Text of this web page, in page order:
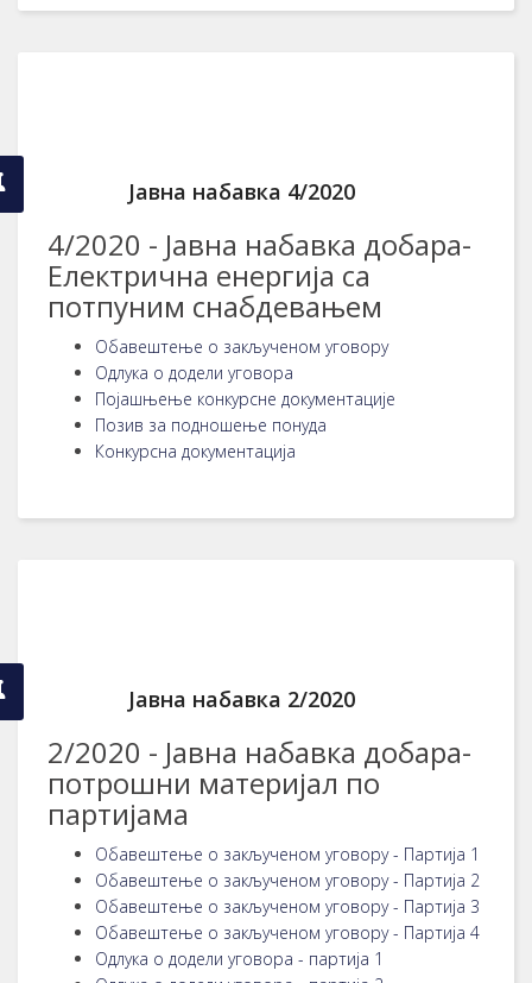
Јавна набавка 4/2020
4/2020 - Јавна набавка добара-
Електрична енергија са
потпуним снабдевањем
Обавештење о закљученом уговору
Одлука о додели уговора
Појашњење конкурсне документације
Позив за подношење понуда
Конкурсна документација
Јавна набавка 2/2020
2/2020 - Јавна набавка добара-
потрошни материјал по
партијама
Обавештење о закљученом уговору - Партија 1
Обавештење о закљученом уговору - Партија 2
Обавештење о закљученом уговору - Партија 3
Обавештење о закљученом уговору - Партија 4
Одлука о додели уговора - партија 1